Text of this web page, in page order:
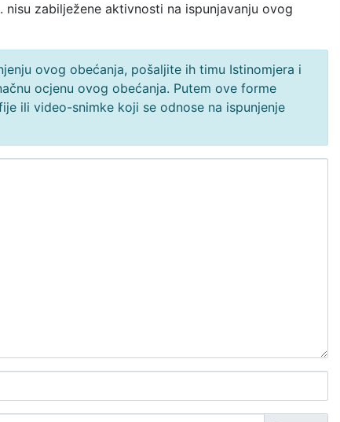
nisu zabilježene aktivnosti na ispunjavanju ovog
ovog obećanja, pošaljite ih timu Istinomjera i
ocjenu ovog obećanja. Putem ove forme
ili video-snimke koji se odnose na ispunjenje